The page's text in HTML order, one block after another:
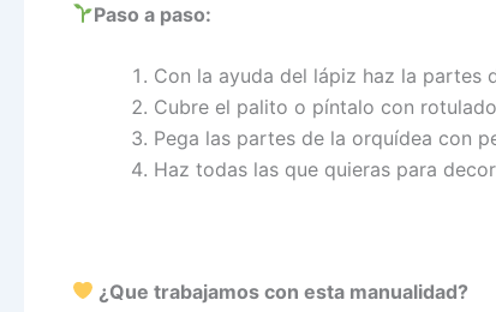
Paso a paso:
Con la ayuda del lápiz haz la partes
Cubre el palito o píntalo con
Pega las partes de la orquídea con
Haz todas las que quieras para
¿Que trabajamos con esta manualidad?